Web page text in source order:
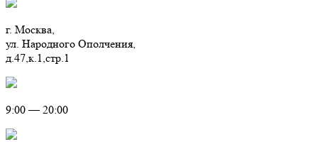
г. Москва,
ул. Народного Ополчения,
д.47,к.1,стр.1
9:00 — 20:00